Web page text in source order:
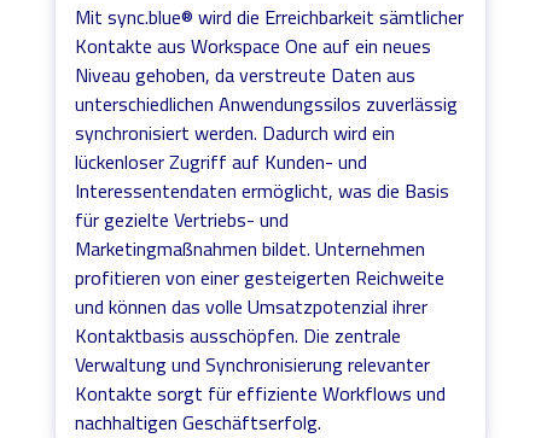
Mit sync.blue® wird die Erreichbarkeit sämtlicher
Kontakte aus Workspace One auf ein neues
Niveau gehoben, da verstreute Daten aus
unterschiedlichen Anwendungssilos zuverlässig
synchronisiert werden. Dadurch wird ein
lückenloser Zugriff auf Kunden- und
Interessentendaten ermöglicht, was die Basis
für gezielte Vertriebs- und
Marketingmaßnahmen bildet. Unternehmen
profitieren von einer gesteigerten Reichweite
und können das volle Umsatzpotenzial ihrer
Kontaktbasis ausschöpfen. Die zentrale
Verwaltung und Synchronisierung relevanter
Kontakte sorgt für effiziente Workflows und
nachhaltigen Geschäftserfolg.